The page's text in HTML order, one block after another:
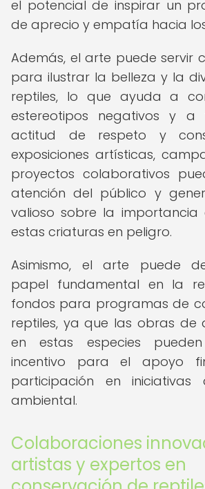
el potencial de inspirar un
de aprecio y empatía hacia
Además, el arte puede servir
para ilustrar la belleza y la
reptiles, lo que ayuda a
estereotipos negativos y a
actitud de respeto y
exposiciones artísticas,
proyectos colaborativos
atención del público y
valioso sobre la
estas criaturas en peligro.
Asimismo, el arte puede
papel fundamental en la
fondos para programas de
reptiles, ya que las obras de
en estas especies
incentivo para el apoyo
participación en iniciativas
ambiental.
Colaboraciones
artistas y expertos en